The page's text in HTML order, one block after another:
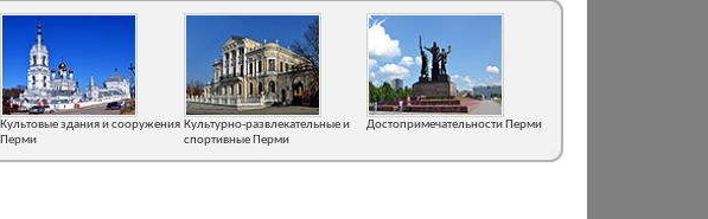
Культовые здания и сооружения
Перми
Культурно-развлекательные и
спортивные Перми
Достопримечательности Перми